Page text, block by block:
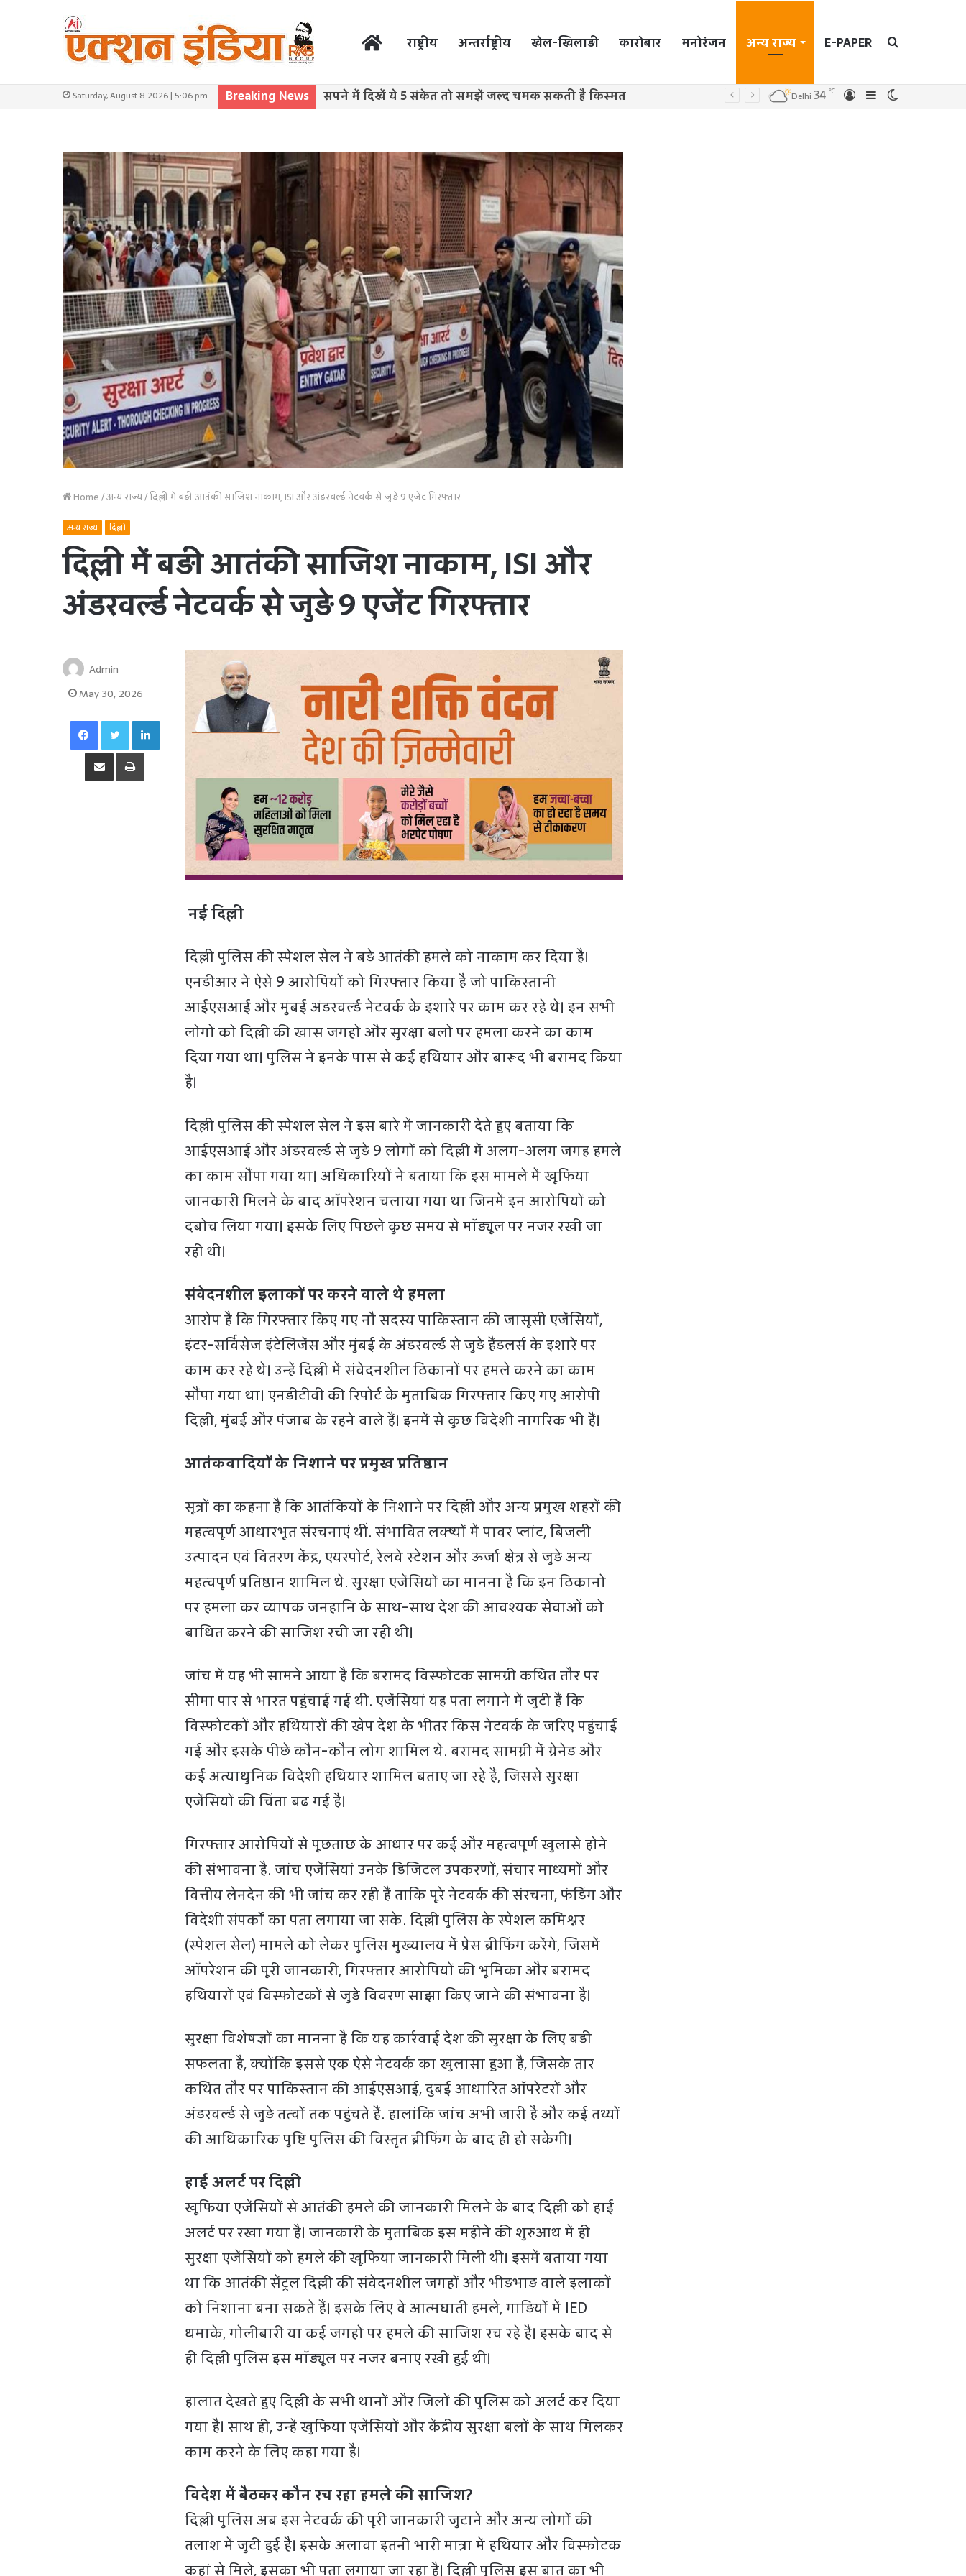
राष्ट्रीय अन्तर्राष्ट्रीय खेल-खिलाड़ी कारोबार मनोरंजन अन्य राज्य E-PAPER Search
Saturday, August 8 2026 | 5:06 pm Breaking News सपने में दिखें ये 5 संकेत तो समझें जल्द चमक सकती है किस्मत Sidebar
Log
Delhi 34 ℃
Home/अन्य राज्य/दिल्ली में बड़ी आतंकी साजिश नाकाम, ISI और अंडरवर्ल्ड नेटवर्क से जुड़े 9 एजेंट गिरफ्तार
अन्य राज्य दिल्ली
दिल्ली में बड़ी आतंकी साजिश नाकाम, ISI और
अंडरवर्ल्ड नेटवर्क से जुड़े 9 एजेंट गिरफ्तार
नई दिल्ली
दिल्ली पुलिस की स्पेशल सेल ने बड़े आतंकी हमले को नाकाम कर दिया है।
एनडीआर ने ऐसे 9 आरोपियों को गिरफ्तार किया है जो पाकिस्तानी
आईएसआई और मुंबई अंडरवर्ल्ड नेटवर्क के इशारे पर काम कर रहे थे। इन सभी
लोगों को दिल्ली की खास जगहों और सुरक्षा बलों पर हमला करने का काम
दिया गया था। पुलिस ने इनके पास से कई हथियार और बारूद भी बरामद किया
है।
दिल्ली पुलिस की स्पेशल सेल ने इस बारे में जानकारी देते हुए बताया कि
आईएसआई और अंडरवर्ल्ड से जुड़े 9 लोगों को दिल्ली में अलग-अलग जगह हमले
का काम सौंपा गया था। अधिकारियों ने बताया कि इस मामले में खूफिया
जानकारी मिलने के बाद ऑपरेशन चलाया गया था जिनमें इन आरोपियों को
दबोच लिया गया। इसके लिए पिछले कुछ समय से मॉड्यूल पर नजर रखी जा
रही थी।
संवेदनशील इलाकों पर करने वाले थे हमला
आरोप है कि गिरफ्तार किए गए नौ सदस्य पाकिस्तान की जासूसी एजेंसियों,
इंटर-सर्विसेज इंटेलिजेंस और मुंबई के अंडरवर्ल्ड से जुड़े हैंडलर्स के इशारे पर
काम कर रहे थे। उन्हें दिल्ली में संवेदनशील ठिकानों पर हमले करने का काम
सौंपा गया था। एनडीटीवी की रिपोर्ट के मुताबिक गिरफ्तार किए गए आरोपी
दिल्ली, मुंबई और पंजाब के रहने वाले हैं। इनमें से कुछ विदेशी नागरिक भी हैं।
आतंकवादियों के निशाने पर प्रमुख प्रतिष्ठान
सूत्रों का कहना है कि आतंकियों के निशाने पर दिल्ली और अन्य प्रमुख शहरों की
महत्वपूर्ण आधारभूत संरचनाएं थीं. संभावित लक्ष्यों में पावर प्लांट, बिजली
उत्पादन एवं वितरण केंद्र, एयरपोर्ट, रेलवे स्टेशन और ऊर्जा क्षेत्र से जुड़े अन्य
महत्वपूर्ण प्रतिष्ठान शामिल थे. सुरक्षा एजेंसियों का मानना है कि इन ठिकानों
पर हमला कर व्यापक जनहानि के साथ-साथ देश की आवश्यक सेवाओं को
बाधित करने की साजिश रची जा रही थी।
जांच में यह भी सामने आया है कि बरामद विस्फोटक सामग्री कथित तौर पर
सीमा पार से भारत पहुंचाई गई थी. एजेंसियां यह पता लगाने में जुटी हैं कि
विस्फोटकों और हथियारों की खेप देश के भीतर किस नेटवर्क के जरिए पहुंचाई
गई और इसके पीछे कौन-कौन लोग शामिल थे. बरामद सामग्री में ग्रेनेड और
कई अत्याधुनिक विदेशी हथियार शामिल बताए जा रहे हैं, जिससे सुरक्षा
एजेंसियों की चिंता बढ़ गई है।
गिरफ्तार आरोपियों से पूछताछ के आधार पर कई और महत्वपूर्ण खुलासे होने
की संभावना है. जांच एजेंसियां उनके डिजिटल उपकरणों, संचार माध्यमों और
वित्तीय लेनदेन की भी जांच कर रही हैं ताकि पूरे नेटवर्क की संरचना, फंडिंग और
विदेशी संपर्कों का पता लगाया जा सके. दिल्ली पुलिस के स्पेशल कमिश्नर
(स्पेशल सेल) मामले को लेकर पुलिस मुख्यालय में प्रेस ब्रीफिंग करेंगे, जिसमें
ऑपरेशन की पूरी जानकारी, गिरफ्तार आरोपियों की भूमिका और बरामद
हथियारों एवं विस्फोटकों से जुड़े विवरण साझा किए जाने की संभावना है।
सुरक्षा विशेषज्ञों का मानना है कि यह कार्रवाई देश की सुरक्षा के लिए बड़ी
सफलता है, क्योंकि इससे एक ऐसे नेटवर्क का खुलासा हुआ है, जिसके तार
कथित तौर पर पाकिस्तान की आईएसआई, दुबई आधारित ऑपरेटरों और
अंडरवर्ल्ड से जुड़े तत्वों तक पहुंचते हैं. हालांकि जांच अभी जारी है और कई तथ्यों
की आधिकारिक पुष्टि पुलिस की विस्तृत ब्रीफिंग के बाद ही हो सकेगी।
हाई अलर्ट पर दिल्ली
खूफिया एजेंसियों से आतंकी हमले की जानकारी मिलने के बाद दिल्ली को हाई
अलर्ट पर रखा गया है। जानकारी के मुताबिक इस महीने की शुरुआथ में ही
सुरक्षा एजेंसियों को हमले की खूफिया जानकारी मिली थी। इसमें बताया गया
था कि आतंकी सेंट्रल दिल्ली की संवेदनशील जगहों और भीड़भाड़ वाले इलाकों
को निशाना बना सकते हैं। इसके लिए वे आत्मघाती हमले, गाड़ियों में IED
धमाके, गोलीबारी या कई जगहों पर हमले की साजिश रच रहे हैं। इसके बाद से
ही दिल्ली पुलिस इस मॉड्यूल पर नजर बनाए रखी हुई थी।
हालात देखते हुए दिल्ली के सभी थानों और जिलों की पुलिस को अलर्ट कर दिया
गया है। साथ ही, उन्हें खुफिया एजेंसियों और केंद्रीय सुरक्षा बलों के साथ मिलकर
काम करने के लिए कहा गया है।
विदेश में बैठकर कौन रच रहा हमले की साजिश?
दिल्ली पुलिस अब इस नेटवर्क की पूरी जानकारी जुटाने और अन्य लोगों की
तलाश में जुटी हुई है। इसके अलावा इतनी भारी मात्रा में हथियार और विस्फोटक
कहां से मिले, इसका भी पता लगाया जा रहा है। दिल्ली पुलिस इस बात का भी
Admin
May 30, 2026
Facebook Twitter LinkedIn
Share via Email Print